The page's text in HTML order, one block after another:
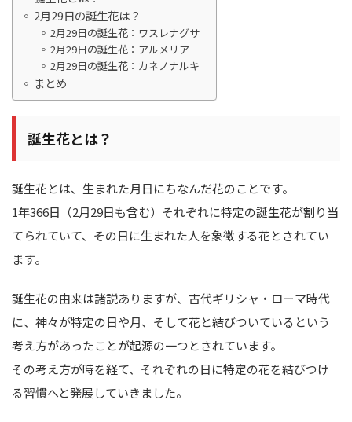
2月29日の誕生花は？
2月29日の誕生花：ワスレナグサ
2月29日の誕生花：アルメリア
2月29日の誕生花：カネノナルキ
まとめ
誕生花とは？
誕生花とは、生まれた月日にちなんだ花のことです。
1年366日（2月29日も含む）それぞれに特定の誕生花が割り当
てられていて、その日に生まれた人を象徴する花とされてい
ます。
誕生花の由来は諸説ありますが、古代ギリシャ・ローマ時代
に、神々が特定の日や月、そして花と結びついているという
考え方があったことが起源の一つとされています。
その考え方が時を経て、それぞれの日に特定の花を結びつけ
る習慣へと発展していきました。